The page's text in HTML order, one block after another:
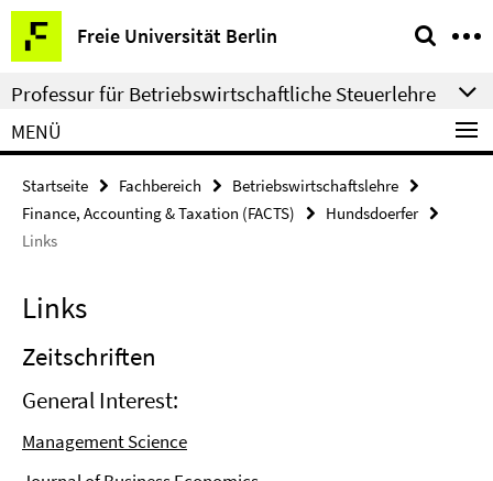
Springe
direkt
zu
Inhalt
Freie Universität Berlin
Service-
Navigation
Professur für Betriebswirtschaftliche Steuerlehre
MENÜ
Startseite Fachbereich
Betriebswirtschaftslehre
Finance, Accounting & Taxation (FACTS)
Hundsdoerfer
Links
Links
Zeitschriften
General Interest:
Management Science